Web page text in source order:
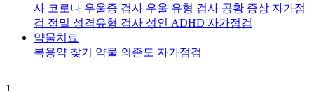
사 코로나 우울증 검사 우울 유형 검사 공황 증상 자가점
검 정밀 성격유형 검사 성인 ADHD 자가점검
약물치료
복용약 찾기 약물 의존도 자가점검
1